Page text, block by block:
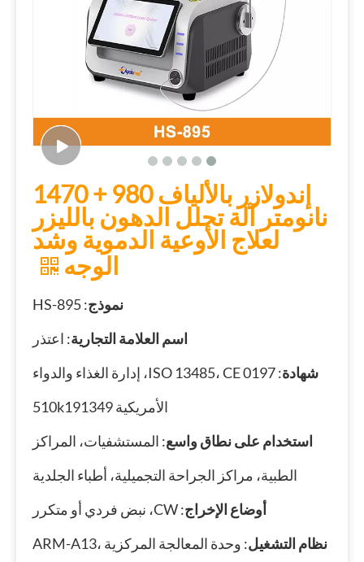
إندولازر بالألياف 980 + 1470
نانومتر آلة تحلل الدهون بالليزر
لعلاج الأوعية الدموية وشد
الوجه
نموذج: HS-895
اسم العلامة التجارية: اعتذر
شهادة
: ISO 13485، CE 0197، إدارة الغذاء والدواء
الأمريكية 510k191349
استخدام على نطاق واسع: المستشفيات، المراكز
الطبية، مراكز الجراحة التجميلية، أطباء الجلدية
أوضاع الإخراج: CW، نبض فردي أو متكرر
نظام التشغيل
: وحدة المعالجة المركزية ARM-A13،